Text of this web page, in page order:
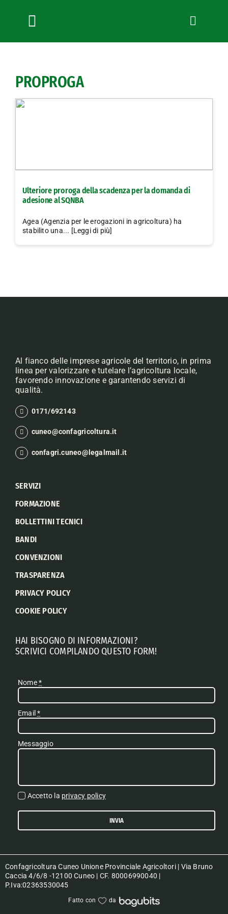
Toggle
Navigation
News
Bandi
Lavora con noi
PROPROGA
Ulteriore proroga della scadenza per la domanda di
adesione al SQNBA
Agea (Agenzia per le erogazioni in agricoltura) ha
stabilito una... [Leggi di più]
Al fianco delle imprese agricole del territorio, in prima
linea per valorizzare e tutelare l’agricoltura locale,
favorendo innovazione e garantendo servizi di
qualità.
0171/692143
cuneo@confagricoltura.it
confagri.cuneo@legalmail.it
SERVIZI
FORMAZIONE
BOLLETTINI TECNICI
BANDI
CONVENZIONI
TRASPARENZA
PRIVACY POLICY
COOKIE POLICY
HAI BISOGNO DI INFORMAZIONI?
SCRIVICI COMPILANDO QUESTO FORM!
Nome*
Email*
Messaggio
Accetto la privacy policy
INVIA
Confagricoltura Cuneo Unione Provinciale Agricoltori | Via Bruno
Caccia 4/6/8 -12100 Cuneo | CF. 80006990040 |
P.Iva:02363530045
Fatto con da